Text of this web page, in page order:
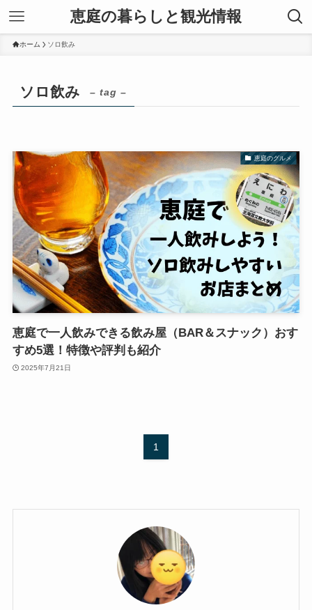
恵庭の暮らしと観光情報
ホーム ソロ飲み
ソロ飲み – tag –
恵庭のグルメ
恵庭で一人飲みできる飲み屋（BAR＆スナック）おす
すめ5選！特徴や評判も紹介
2025年7月21日
1